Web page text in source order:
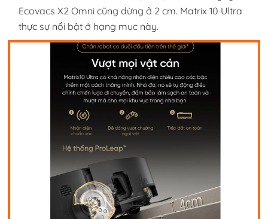
Ecovacs X2 Omni cũng dừng ở 2 cm. Matrix 10 Ultra
thực sự nổi bật ở hạng mục này.